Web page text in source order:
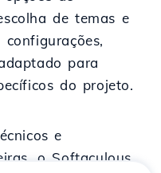
de temas e
para
do projeto.
e
o Softaculous